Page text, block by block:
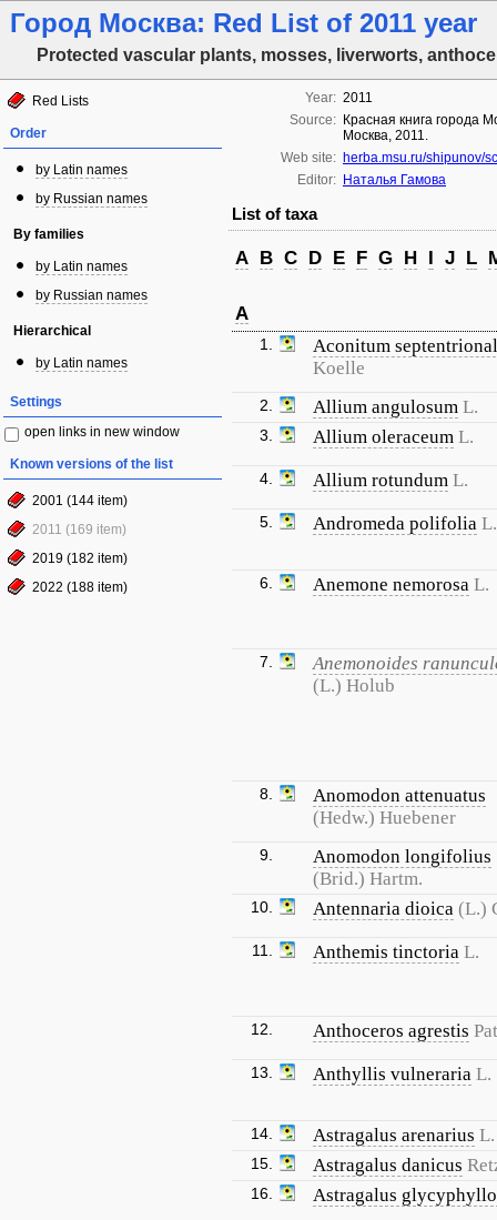
Город Москва: Red List of 2011 year
Protected vascular plants, mosses, liverworts,
Red Lists
Order
by Latin names
by Russian names
By families
by Latin names
by Russian names
Hierarchical
by Latin names
Settings
open links in new window
Known versions of the list
2001 (144 item)
2011 (169 item)
2019 (182 item)
2022 (188 item)
Year: 2011
Source: Красная книга города
Москва, 2011.
Web site: herba.msu.ru/shipunov/
Editor: Наталья Гамова
List of taxa
A B C D E F G H I J L
A
1.
Aconitum
Koelle
2. Allium angulosum L.
3. Allium oleraceum L.
4. Allium rotundum L.
5. Andromeda polifolia L.
6. Anemone nemorosa L.
7.
Anemonoides
(L.) Holub
8.
Anomodon attenuatus
(Hedw.) Huebener
9.
Anomodon longifolius
(Brid.) Hartm.
10. Antennaria dioica (L.)
11. Anthemis tinctoria L.
12. Anthoceros agrestis
13. Anthyllis vulneraria L.
14. Astragalus arenarius L.
15. Astragalus danicus
16. Astragalus